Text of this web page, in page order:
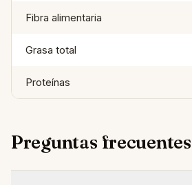
Fibra alimentaria
Grasa total
Proteínas
Preguntas frecuentes